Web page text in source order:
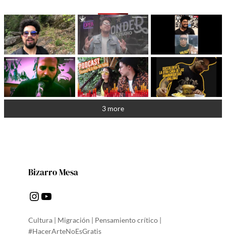
3 more
Bizarro Mesa
Instagram YouTube
Cultura | Migración | Pensamiento crítico |
#HacerArteNoEsGratis